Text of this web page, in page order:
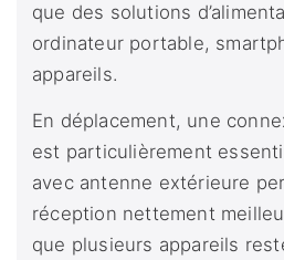
que des solutions
ordinateur portable,
appareils.
En déplacement, une
est particulièrement
avec antenne extérieure
réception nettement
que plusieurs appareils